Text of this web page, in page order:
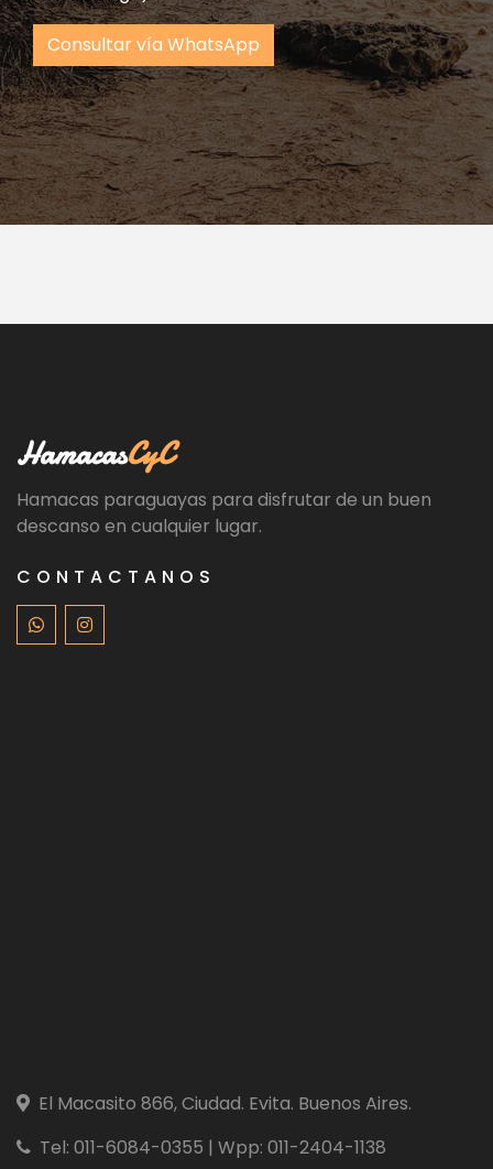
Consultar vía WhatsApp
HamacasCyC
Hamacas paraguayas para disfrutar de un buen
descanso en cualquier lugar.
CONTACTANOS
El Macasito 866, Ciudad. Evita. Buenos Aires.
Tel: 011-6084-0355 | Wpp: 011-2404-1138